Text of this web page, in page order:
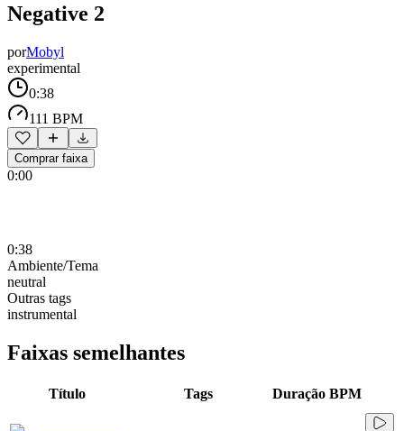
Negative 2
porMobyl
experimental
0:38
111 BPM
Comprar faixa
0:00
0:38
Ambiente/Tema
neutral
Outras tags
instrumental
Faixas semelhantes
Título Tags Duração BPM